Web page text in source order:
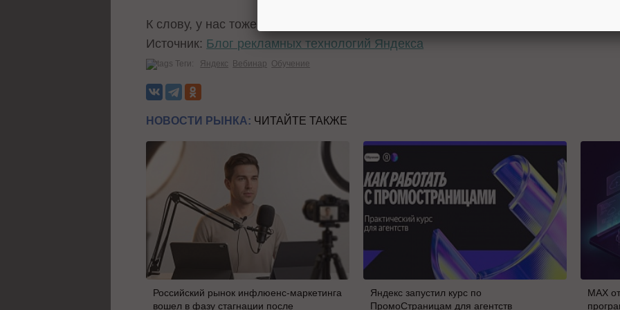
К слову, у нас тоже есть неплохая
Источник: Блог рекламных технологий Яндекса
Теги: Яндекс Вебинар Обучение
НОВОСТИ РЫНКА: ЧИТАЙТЕ ТАКЖЕ
Российский рынок инфлюенс-маркетинга
вошел в фазу стагнации после
Яндекс запустил курс по
ПромоСтраницам для агентств
MAX